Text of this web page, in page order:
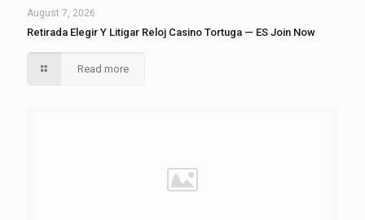
August 7, 2026
Retirada Elegir Y Litigar Reloj Casino Tortuga — ES Join Now
Read more